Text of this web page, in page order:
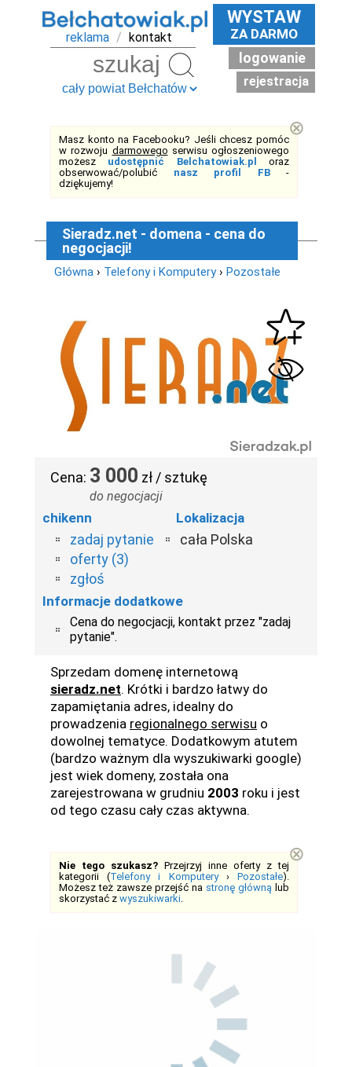
reklama / kontakt
WYSTAW
ZA DARMO
logowanie
rejestracja
Masz konto na Facebooku? Jeśli chcesz pomóc
w rozwoju darmowego serwisu ogłoszeniowego
możesz udostępnić Belchatowiak.pl
oraz
obserwować/polubić nasz profil FB-
dziękujemy!
⊗
Sieradz.net - domena - cena do
negocjacji!
Główna › Telefony i Komputery› Pozostałe
Cena: 3 000 zł / sztukę
do negocjacji
chikenn
zadaj pytanie
oferty (3)
zgłoś
Lokalizacja
cała Polska
Informacje dodatkowe
Cena do negocjacji, kontakt przez "zadaj
pytanie".
Sprzedam domenę internetową
sieradz.net. Krótki i bardzo łatwy do
zapamiętania adres, idealny do
prowadzenia regionalnego serwisu o
dowolnej tematyce. Dodatkowym atutem
(bardzo ważnym dla wyszukiwarki google)
jest wiek domeny, została ona
zarejestrowana w grudniu 2003 roku i jest
od tego czasu cały czas aktywna.
Nie tego szukasz? Przejrzyj inne oferty z tej
kategorii (Telefony i Komputery›Pozostałe).
Możesz też zawsze przejść na stronę główną lub
skorzystać z wyszukiwarki
⊗